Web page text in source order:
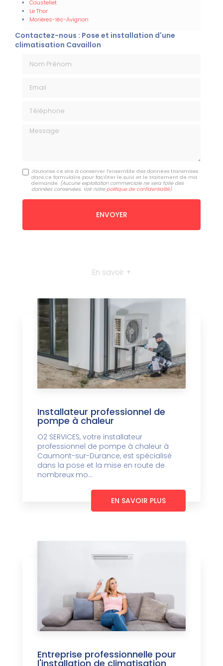
Coustellet
Le Thor
Morières-lès-Avignon
Contactez-nous : Pose et installation d'une
climatisation Cavaillon
Message
J'autorise ce site à conserver l'ensemble des données transmises
dans ce formulaire pour faciliter le suivi et le traitement de ma
demande. (Aucune exploitation commerciale ne sera faite des
données conservées. Voir notre politique de confidentialité)
En savoir +
Installateur professionnel de
pompe à chaleur
O2 SERVICES, votre installateur
professionnel de pompe à chaleur à
Caumont-sur-Durance, est spécialisé
dans la pose et la mise en route de
nombreux mo...
EN SAVOIR PLUS
Entreprise professionnelle pour
l'installation de climatisation